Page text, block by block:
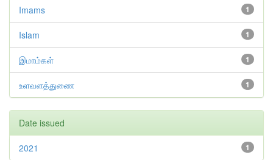
1
Imams
1
Islam
1
இமாம்கள்
1
உளவளத்துணை
Date issued
1
2021